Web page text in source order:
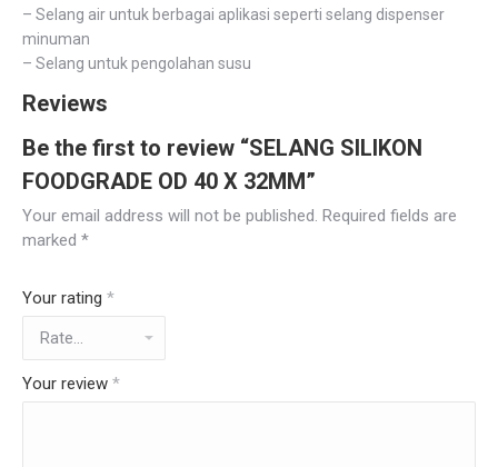
– Selang air untuk berbagai aplikasi seperti selang dispenser
minuman
– Selang untuk pengolahan susu
Reviews
Be the first to review “SELANG SILIKON
FOODGRADE OD 40 X 32MM”
Your email address will not be published. Required fields are
marked *
Your rating *
Your review *